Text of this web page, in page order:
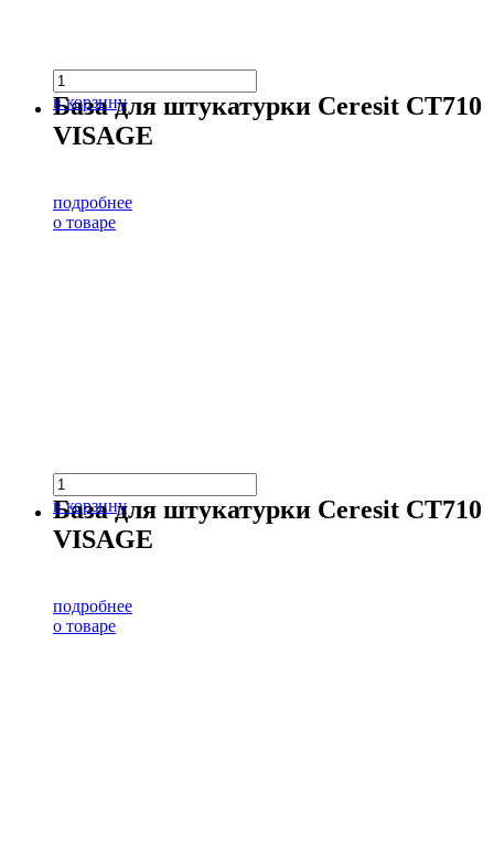
в корзину
База для штукатурки Ceresit CT710
VISAGE
подробнее
о товаре
в корзину
База для штукатурки Ceresit CT710
VISAGE
подробнее
о товаре